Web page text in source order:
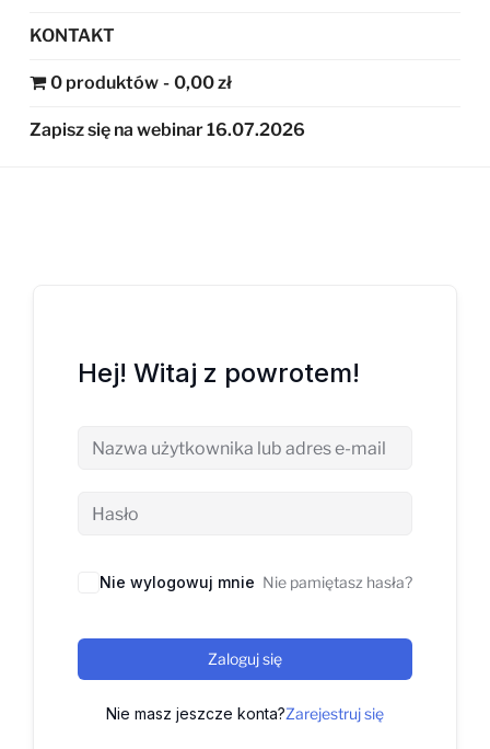
KONTAKT
0 produktów 0,00 zł
Zapisz się na webinar 16.07.2026
Hej! Witaj z powrotem!
Nie wylogowuj mnie Nie pamiętasz hasła?
Zaloguj się
Nie masz jeszcze konta?Zarejestruj się